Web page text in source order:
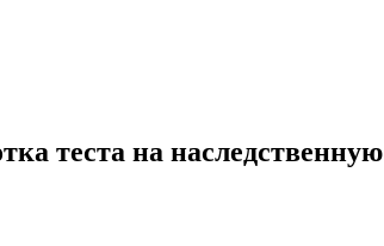
теста на наследственную